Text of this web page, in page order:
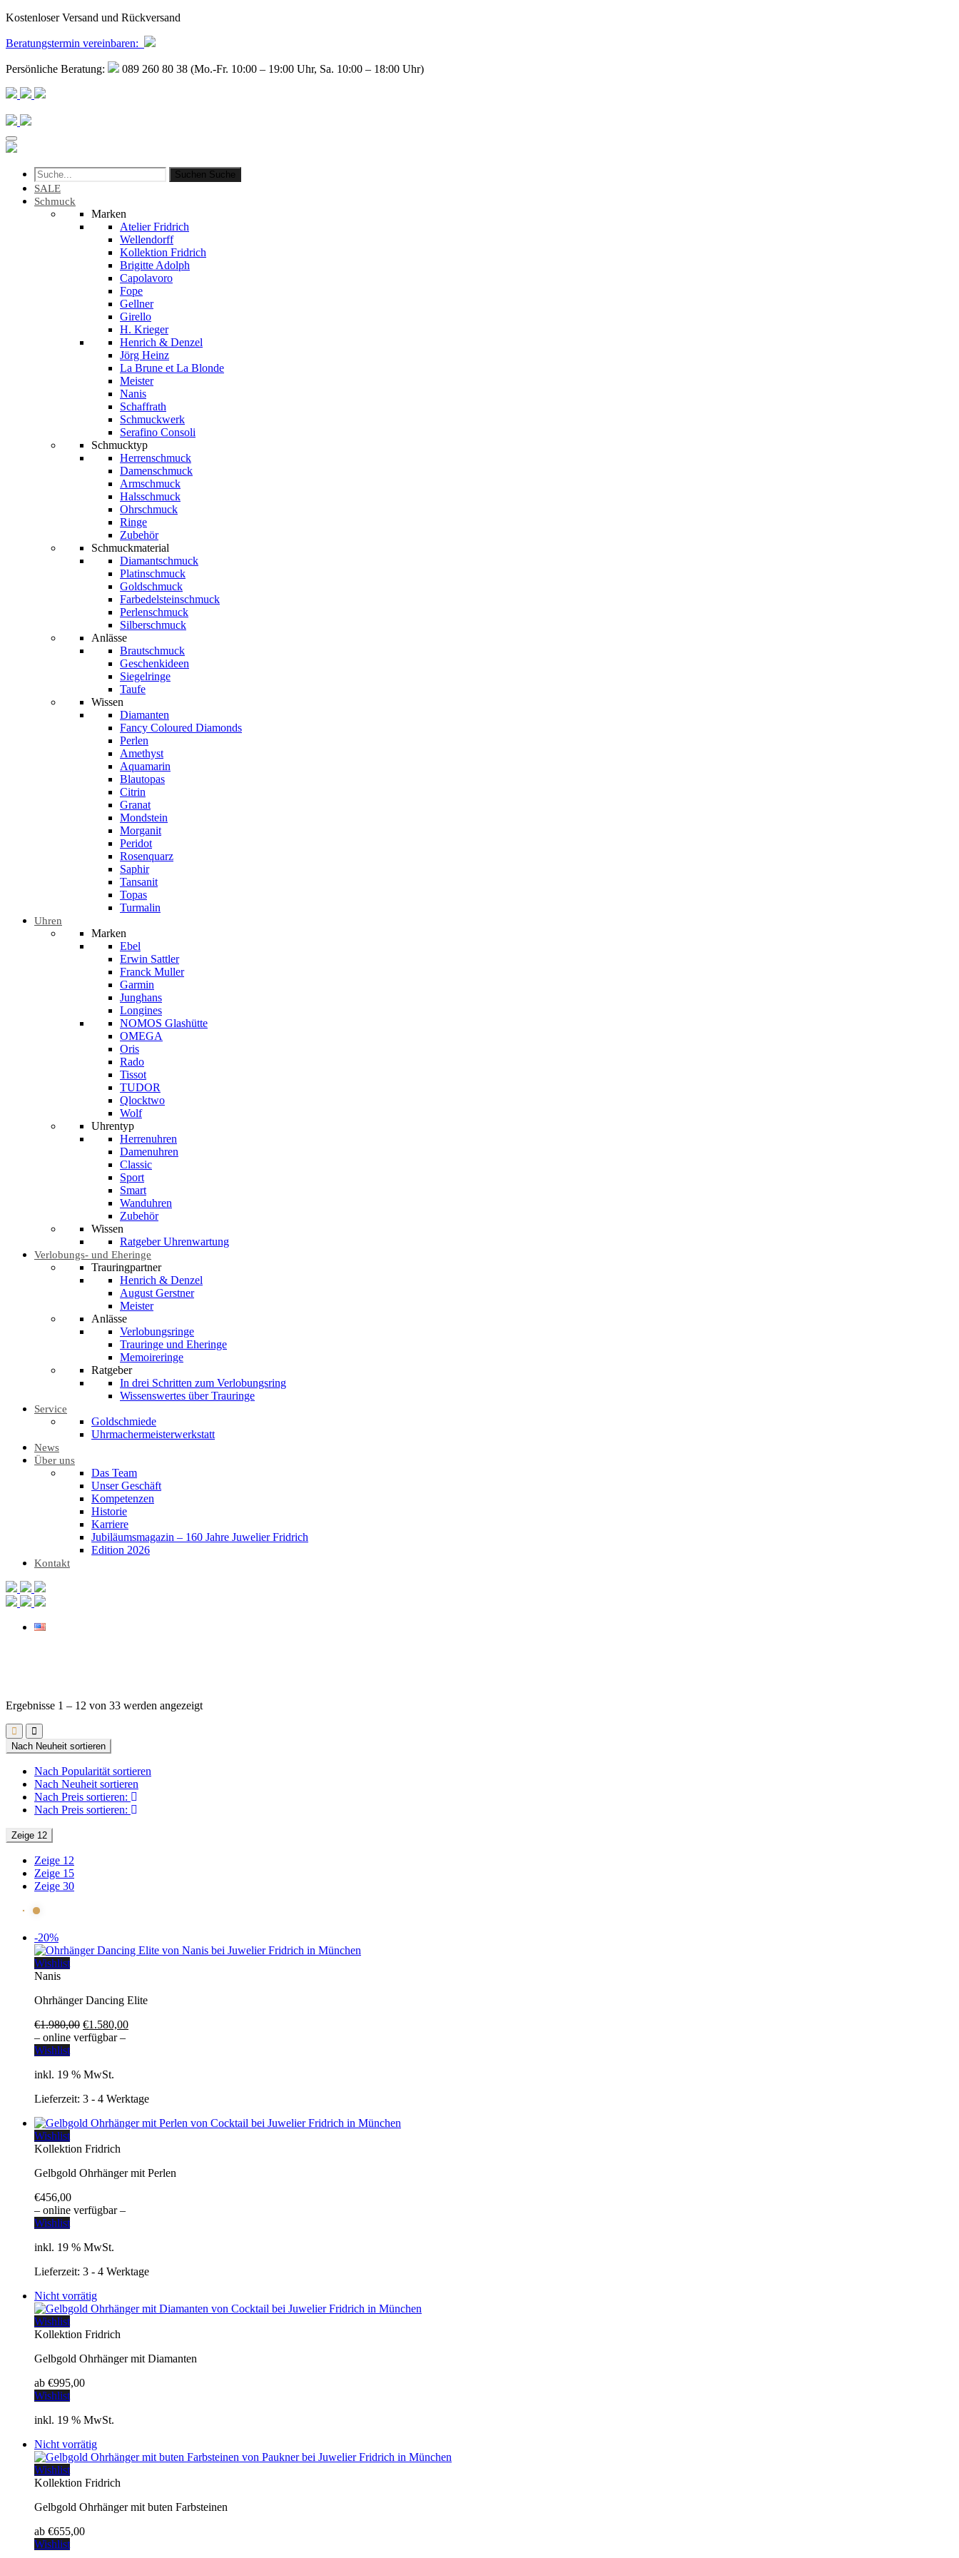
Kostenloser Versand und Rückversand
Beratungstermin vereinbaren:
Persönliche Beratung: 089 260 80 38 (Mo.-Fr. 10:00 – 19:00 Uhr, Sa. 10:00 – 18:00 Uhr)
Suchen Suche
SALE
Schmuck
Marken
Atelier Fridrich
Wellendorff
Kollektion Fridrich
Brigitte Adolph
Capolavoro
Fope
Gellner
Girello
H. Krieger
Henrich & Denzel
Jörg Heinz
La Brune et La Blonde
Meister
Nanis
Schaffrath
Schmuckwerk
Serafino Consoli
Schmucktyp
Herrenschmuck
Damenschmuck
Armschmuck
Halsschmuck
Ohrschmuck
Ringe
Zubehör
Schmuckmaterial
Diamantschmuck
Platinschmuck
Goldschmuck
Farbedelsteinschmuck
Perlenschmuck
Silberschmuck
Anlässe
Brautschmuck
Geschenkideen
Siegelringe
Taufe
Wissen
Diamanten
Fancy Coloured Diamonds
Perlen
Amethyst
Aquamarin
Blautopas
Citrin
Granat
Mondstein
Morganit
Peridot
Rosenquarz
Saphir
Tansanit
Topas
Turmalin
Uhren
Marken
Ebel
Erwin Sattler
Franck Muller
Garmin
Junghans
Longines
NOMOS Glashütte
OMEGA
Oris
Rado
Tissot
TUDOR
Qlocktwo
Wolf
Uhrentyp
Herrenuhren
Damenuhren
Classic
Sport
Smart
Wanduhren
Zubehör
Wissen
Ratgeber Uhrenwartung
Verlobungs- und Eheringe
Trauringpartner
Henrich & Denzel
August Gerstner
Meister
Anlässe
Verlobungsringe
Trauringe und Eheringe
Memoireringe
Ratgeber
In drei Schritten zum Verlobungsring
Wissenswertes über Trauringe
Service
Goldschmiede
Uhrmachermeisterwerkstatt
News
Über uns
Das Team
Unser Geschäft
Kompetenzen
Historie
Karriere
Jubiläumsmagazin – 160 Jahre Juwelier Fridrich
Edition 2026
Kontakt
Ergebnisse 1 – 12 von 33 werden angezeigtNach
Nach Neuheit sortieren
Nach Popularität sortieren
Nach Neuheit sortieren
Nach Preis sortieren:
Nach Preis sortieren:
Zeige 12
Zeige 12
Zeige 15
Zeige 30
-20%
Wishlist
Nanis
Ohrhänger Dancing Elite
€1.980,00 Ursprünglicher
Preis
€1.580,00Aktueller
– online verfügbar –
Wishlist
inkl. 19 % MwSt.
Lieferzeit: 3 - 4 Werktage
Wishlist
Kollektion Fridrich
Gelbgold Ohrhänger mit Perlen
€456,00
– online verfügbar –
Wishlist
inkl. 19 % MwSt.
Lieferzeit: 3 - 4 Werktage
Nicht vorrätig
Wishlist
Kollektion Fridrich
Gelbgold Ohrhänger mit Diamanten
ab €995,00
Wishlist
inkl. 19 % MwSt.
Nicht vorrätig
Wishlist
Kollektion Fridrich
Gelbgold Ohrhänger mit buten Farbsteinen
ab €655,00
Wishlist